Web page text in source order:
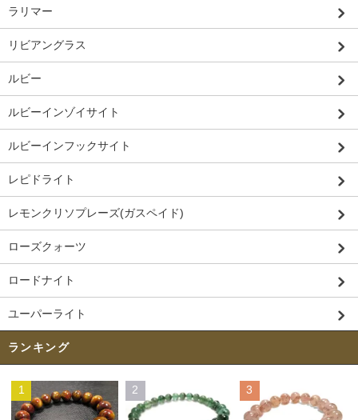
ラリマー
リビアングラス
ルビー
ルビーインゾイサイト
ルビーインフックサイト
レピドライト
レモンクリソプレーズ(ガスペイド)
ローズクォーツ
ロードナイト
ユーパーライト
ランキング
1 2 3